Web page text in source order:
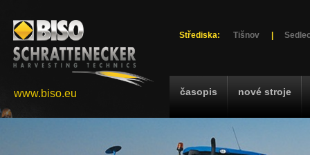
Střediska: Tišnov
časopis nové stroje
www.biso.eu